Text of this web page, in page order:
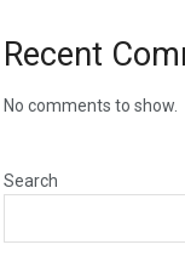
Recent
No comments to show.
Search